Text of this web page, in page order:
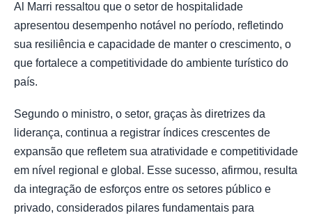
Al Marri ressaltou que o setor de hospitalidade
apresentou desempenho notável no período, refletindo
sua resiliência e capacidade de manter o crescimento, o
que fortalece a competitividade do ambiente turístico do
país.
Segundo o ministro, o setor, graças às diretrizes da
liderança, continua a registrar índices crescentes de
expansão que refletem sua atratividade e competitividade
em nível regional e global. Esse sucesso, afirmou, resulta
da integração de esforços entre os setores público e
privado, considerados pilares fundamentais para